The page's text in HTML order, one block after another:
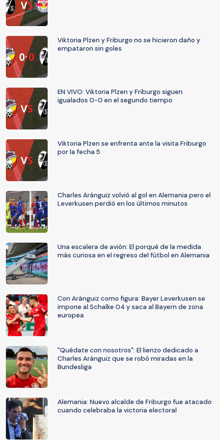
Viktoria Plzen y Friburgo no se hicieron daño y
empataron sin goles
EN VIVO: Viktoria Plzen y Friburgo siguen
igualados 0-0 en el segundo tiempo
Viktoria Plzen se enfrenta ante la visita Friburgo
por la fecha 5
Charles Aránguiz volvió al gol en Alemania pero el
Leverkusen perdió en los últimos minutos
Una escalera de avión: El porqué de la medida
más curiosa en el regreso del fútbol en Alemania
Con Aránguiz como figura: Bayer Leverkusen se
impone al Schalke 04 y saca al Bayern de zona
europea
"Quédate con nosotros": El lienzo dedicado a
Charles Aránguiz que se robó miradas en la
Bundesliga
Alemania: Nuevo alcalde de Friburgo fue atacado
cuando celebraba la victoria electoral